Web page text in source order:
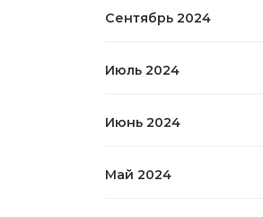
Сентябрь 2024
Июль 2024
Июнь 2024
Май 2024